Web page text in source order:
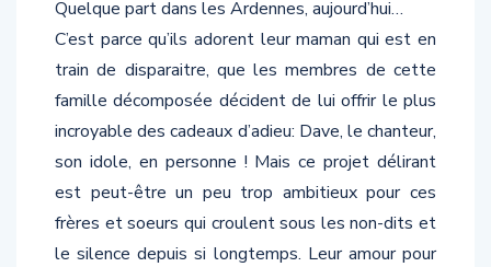
Quelque part dans les Ardennes, aujourd’hui…
C’est parce qu’ils adorent leur maman qui est en
train de disparaitre, que les membres de cette
famille décomposée décident de lui offrir le plus
incroyable des cadeaux d’adieu: Dave, le chanteur,
son idole, en personne ! Mais ce projet délirant
est peut-être un peu trop ambitieux pour ces
frères et soeurs qui croulent sous les non-dits et
le silence depuis si longtemps. Leur amour pour